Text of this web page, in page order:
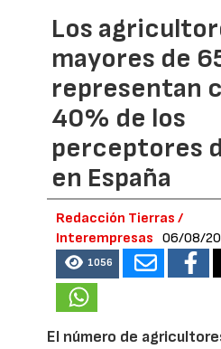
Los
mayores de
representan
40% de los
perceptores
en España
Redacción Tierras /
Interempresas
06/08/
1056
El número de